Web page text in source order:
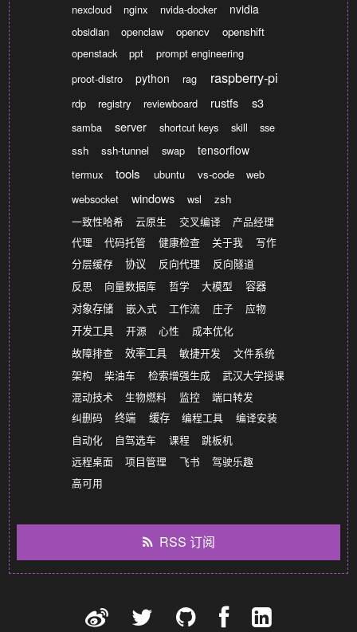
nexcloud
nginx nvida-docker nvidia
obsidian openclaw opencv
openshift
openstack
ppt
prompt engineering
proot-distro
python rag raspberry-pi
rdp registry reviewboard rustfs s3
samba server shortcut keys skill
sse
ssh
ssh-tunnel swap tensorflow
termux tools ubuntu vs-code
web
websocket
windows wsl
zsh
一致性哈希
云原生 交叉编译
产品经理
代理
代码托管 健康检查 关于我
写作
分层缓存
协议 反向代理
反向隧道
反思
向量数据库 哲学 大模型
容器
对象存储
嵌入式 工作流 庄子
应物
开发工具
开源 心性
成本优化
故障排查
效率工具 敏捷开发
文件系统
架构
柴油车 检索增强生成
武汉大学授课
混动技术
生物燃料 监控
端口转发
纠删码
终端 缓存 编程工具
编译安装
自动化
自驾选车 课程
跳板机
远程桌面
项目管理 飞书
驾驶乐趣
高可用
RSS 订阅